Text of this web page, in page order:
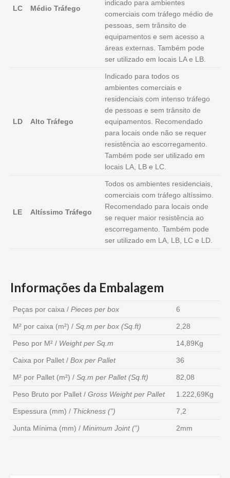
LC Médio Tráfego
indicado para ambientes
comerciais com tráfego médio de
pessoas, sem trânsito de
equipamentos e sem acesso a
áreas externas. Também pode
ser utilizado em locais LA e LB.
LD Alto Tráfego
Indicado para todos os
ambientes comerciais e
residenciais com intenso tráfego
de pessoas e sem trânsito de
equipamentos. Recomendado
para locais onde não se requer
resistência ao escorregamento.
Também pode ser utilizado em
locais LA, LB e LC.
LE Altíssimo Tráfego
Todos os ambientes residenciais,
comerciais com tráfego altíssimo.
Recomendado para locais onde
se requer maior resistência ao
escorregamento. Também pode
ser utilizado em LA, LB, LC e LD.
Informações da Embalagem
Peças por caixa / Pieces per box 6
M² por caixa (m²) / Sq.m per box (Sq.ft) 2,28
Peso por M² / Weight per Sq.m 14,89Kg
Caixa por Pallet / Box per Pallet 36
M² por Pallet (m²) / Sq.m per Pallet (Sq.ft) 82,08
Peso Bruto por Pallet / Gross Weight per Pallet 1.222,69Kg
Espessura (mm) / Thickness (”) 7,2
Junta Mínima (mm) / Minimum Joint (”) 2mm